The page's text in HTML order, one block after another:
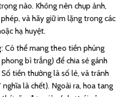
nào. Không nên chụp ảnh,
và hãy giữ im lặng trong các
hạ huyệt.
: Có thể mang theo tiền phúng
phong bì trắng) để chia sẻ gánh
tiền thường là số lẻ, và tránh
là chết). Ngoài ra, hoa tang